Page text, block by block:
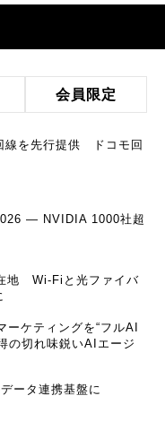
会員限定
線を先行提供 ドコモ回
― NVIDIA 1000社超
地 Wi-Fiと光ファイバ
ケティングを“フルAI
の切れ味鋭いAIエージ
ータ連携基盤に